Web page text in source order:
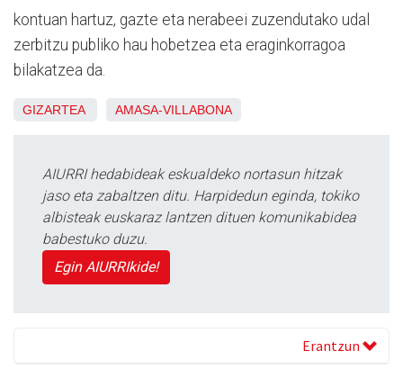
kontuan hartuz, gazte eta nerabeei zuzendutako udal
zerbitzu publiko hau hobetzea eta eraginkorragoa
bilakatzea da.
GIZARTEA AMASA-VILLABONA
AIURRI hedabideak eskualdeko nortasun hitzak
jaso eta zabaltzen ditu. Harpidedun eginda, tokiko
albisteak euskaraz lantzen dituen komunikabidea
babestuko duzu.
Egin AIURRIkide!
Erantzun